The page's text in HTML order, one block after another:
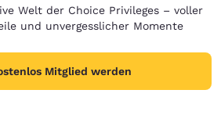
Welt der Choice Privileges – voller
und unvergesslicher Momente
Mitglied werden